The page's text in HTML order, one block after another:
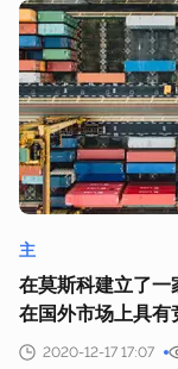
主
在莫斯科建立了一
在国外市场上具有
2020-12-17 17:07